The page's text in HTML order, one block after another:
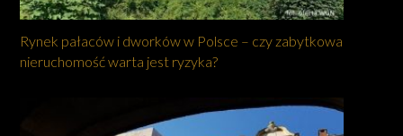
Rynek pałaców i dworków w Polsce – czy zabytkowa
nieruchomość warta jest ryzyka?